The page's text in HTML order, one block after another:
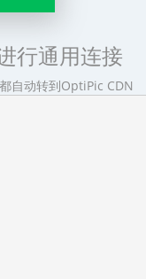
行通用连接
自动转到OptiPic CDN